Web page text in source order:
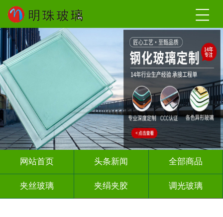
网站首页 头条新闻 全部商品
夹丝玻璃 夹绢夹胶 调光玻璃